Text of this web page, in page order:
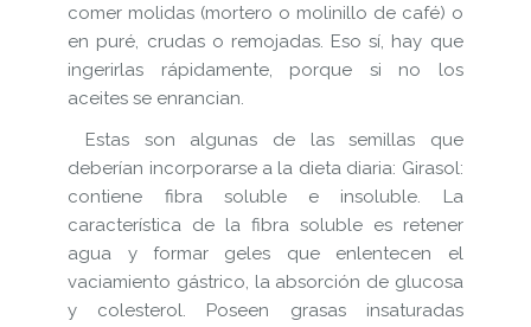
comer molidas (mortero o molinillo de café) o
en puré, crudas o remojadas. Eso sí, hay que
ingerirlas rápidamente, porque si no los
aceites se enrancian.
Estas son algunas de las semillas que
deberían incorporarse a la dieta diaria: Girasol:
contiene fibra soluble e insoluble. La
característica de la fibra soluble es retener
agua y formar geles que enlentecen el
vaciamiento gástrico, la absorción de glucosa
y colesterol. Poseen grasas insaturadas